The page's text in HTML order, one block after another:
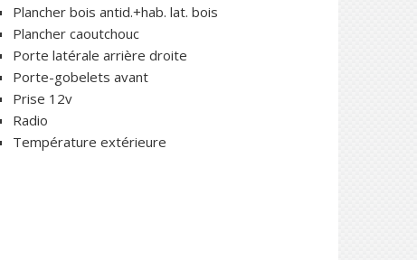
Plancher bois antid.+hab. lat. bois
Plancher caoutchouc
Porte latérale arrière droite
Porte-gobelets avant
Prise 12v
Radio
Température extérieure